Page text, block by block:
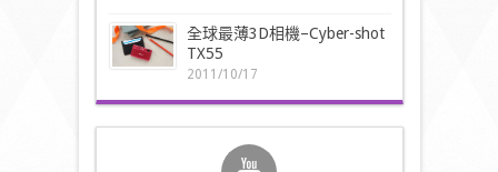
全球最薄3D相機–Cyber-shot
TX55
2011/10/17